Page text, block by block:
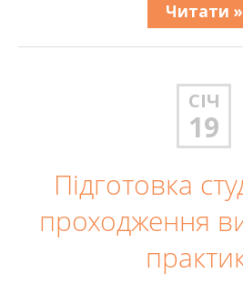
Читати »
СІЧ
19
Підготовка
проходження